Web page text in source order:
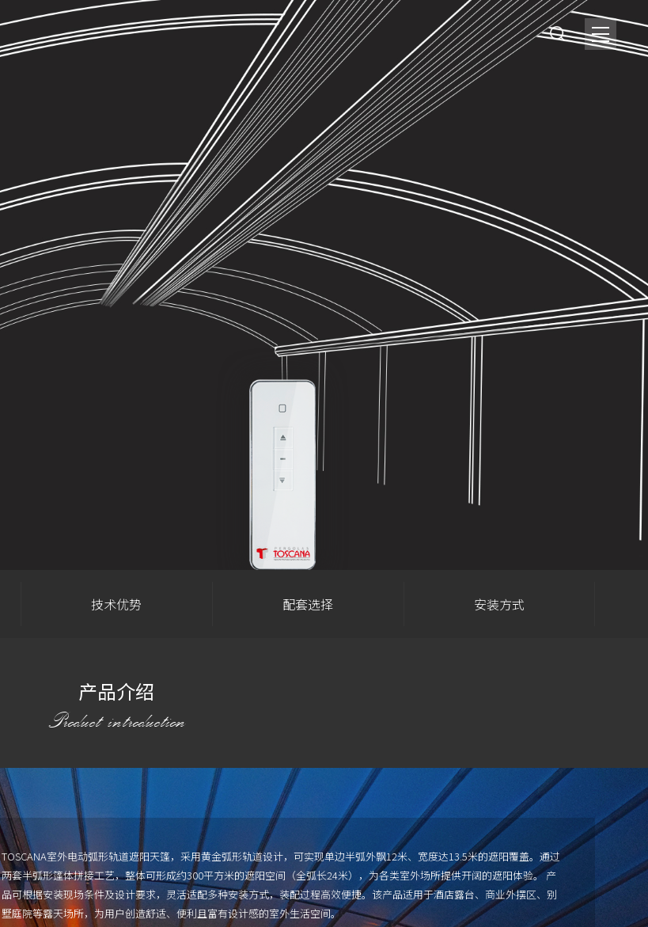
技术优势 配套选择 安装方式
产品介绍
Product introduction
TOSCANA室外电动弧形轨道遮阳天篷，采用黄金弧形轨道设计，可实现单边半弧外飘12米、宽度达13.5米的遮阳覆盖。通过
两套半弧形篷体拼接工艺，整体可形成约300平方米的遮阳空间（全弧长24米），为各类室外场所提供开阔的遮阳体验。 产
品可根据安装现场条件及设计要求，灵活适配多种安装方式，装配过程高效便捷。该产品适用于酒店露台、商业外摆区、别
墅庭院等露天场所，为用户创造舒适、便利且富有设计感的室外生活空间。